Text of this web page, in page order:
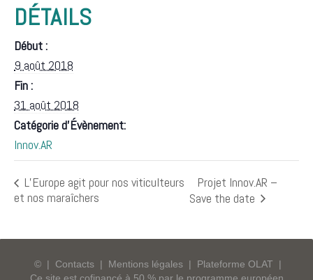
DÉTAILS
Début :
9 août 2018
Fin :
31 août 2018
Catégorie d’Évènement:
Innov.AR
L’Europe agit pour nos viticulteurs
et nos maraîchers
Projet Innov.AR –
Save the date
© | Contacts | Mentions légales | Plateforme OLAT
|